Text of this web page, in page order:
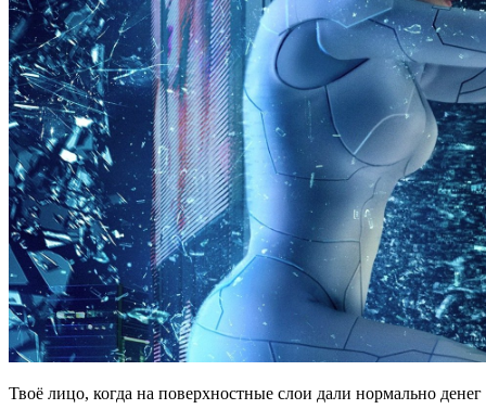
Твоё лицо, когда на поверхностные слои дали нормально денег